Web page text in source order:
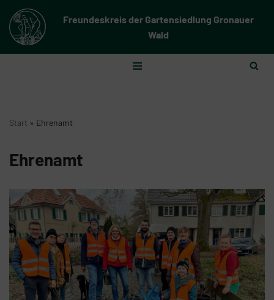
Zum
Inhalt
Freundeskreis der Gartensiedlung Gronauer
Wald
Start » Ehrenamt
Ehrenamt